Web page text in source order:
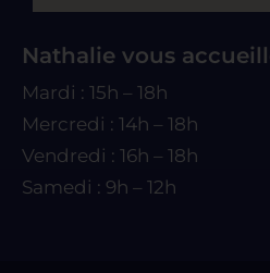
Nathalie vous
Mardi : 15h – 18h
Mercredi : 14h – 18h
Vendredi : 16h – 18h
Samedi : 9h – 12h